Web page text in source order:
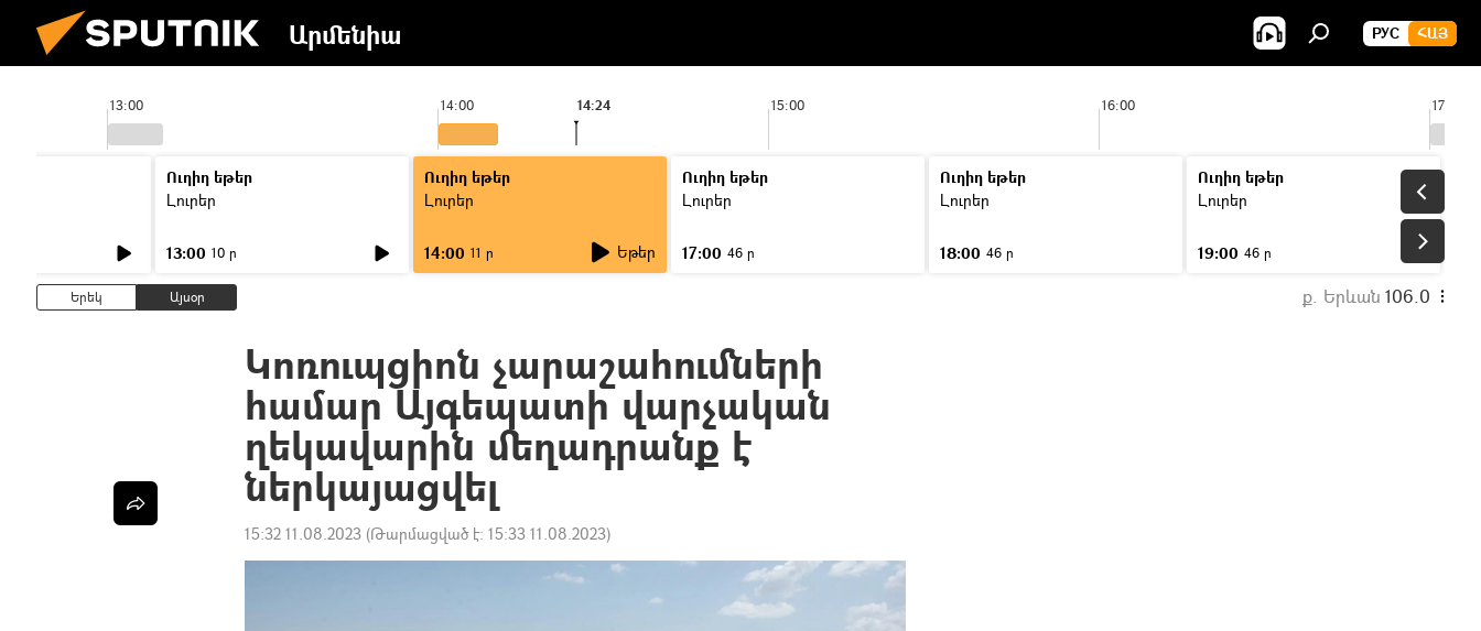
Արմենիա РУС ՀԱՅ
13:00 14:00 15:00 16:00 17:00
14:24
Ուղիղ եթեր
Լուրեր
13:00 10 ր
Ուղիղ եթեր
Լուրեր
14:00 11 ր Եթեր
Ուղիղ եթեր
Լուրեր
17:00 46 ր
Ուղիղ եթեր
Լուրեր
18:00 46 ր
Ուղիղ եթեր
Լուրեր
19:00 46 ր
Երեկ Այսօր ք. Երևան 106.0
Կոռուպցիոն չարաշահումների
համար Այգեպատի վարչական
ղեկավարին մեղադրանք է
ներկայացվել
15:32 11.08.2023 (Թարմացված է: 15:33 11.08.2023)